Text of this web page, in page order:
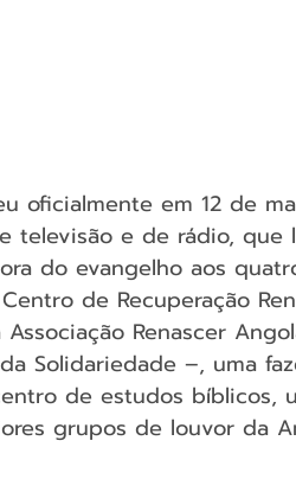
oficialmente em 12 de
televisão e de rádio, que
do evangelho aos
de Recuperação
Renascer
Solidariedade –, uma
de estudos bíblicos,
grupos de louvor da